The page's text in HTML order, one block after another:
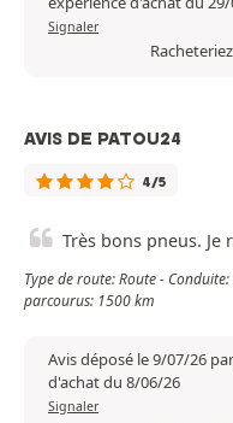
Signaler
AVIS DE PATOU24
4/5
Très bons pneus. Je
Type de route: Route -
parcourus: 1500 km
Avis déposé le 9/07/26
d'achat du 8/06/26
Signaler